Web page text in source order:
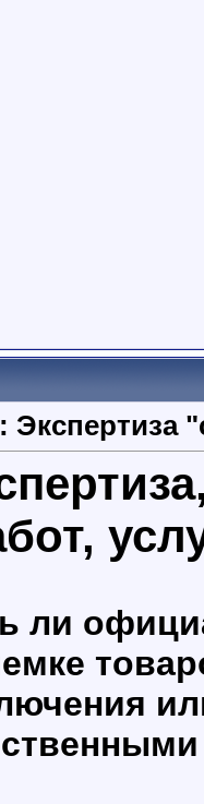
Экспертиза
ли